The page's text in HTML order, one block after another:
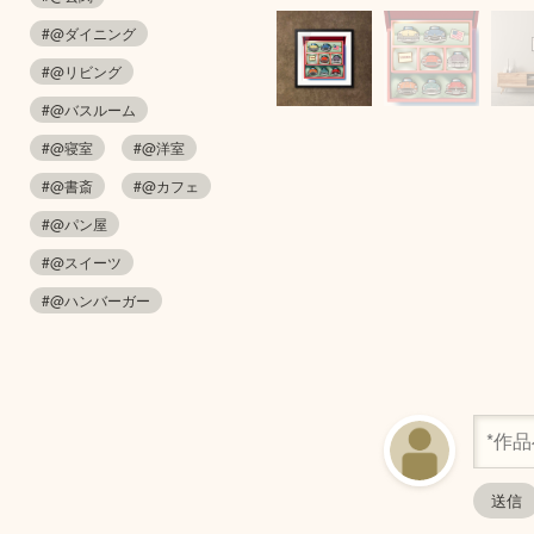
#@ダイニング
#@リビング
#@バスルーム
#@寝室
#@洋室
#@書斎
#@カフェ
#@パン屋
#@スイーツ
#@ハンバーガー